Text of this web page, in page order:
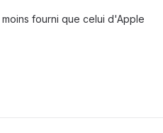
fourni que celui d'Apple